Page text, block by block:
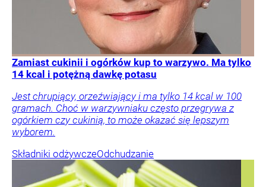
Zamiast cukinii i ogórków kup to warzywo. Ma tylko
14 kcal i potężną dawkę potasu
Jest chrupiący, orzeźwiający i ma tylko 14 kcal w 100
gramach. Choć w warzywniaku często przegrywa z
ogórkiem czy cukinią, to może okazać się lepszym
wyborem.
Składniki odżywczeOdchudzanie